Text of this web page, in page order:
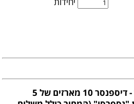
יחידות
גולשים שרכשו את המוצר - דיספנסר 10 מארזים של 5